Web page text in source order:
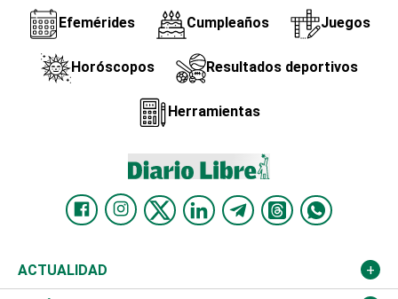
Efemérides Cumpleaños Juegos
Horóscopos Resultados deportivos
Herramientas
ACTUALIDAD